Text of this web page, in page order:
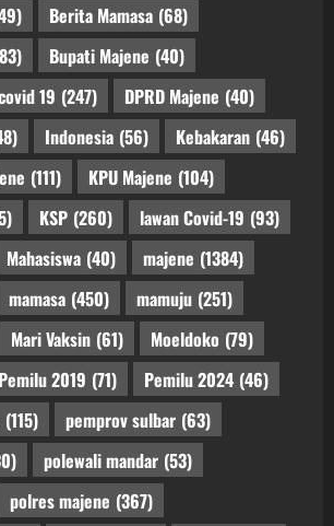
Berita Mamasa (68)
Bupati Majene (40)
19 (247) DPRD Majene (40)
Indonesia (56) Kebakaran (46)
(111) KPU Majene (104)
KSP (260) lawan Covid-19 (93)
Mahasiswa (40) majene (1384)
mamasa (450) mamuju (251)
Mari Vaksin (61) Moeldoko (79)
Pemilu 2019 (71) Pemilu 2024 (46)
(115) pemprov sulbar (63)
polewali mandar (53)
polres majene (367)